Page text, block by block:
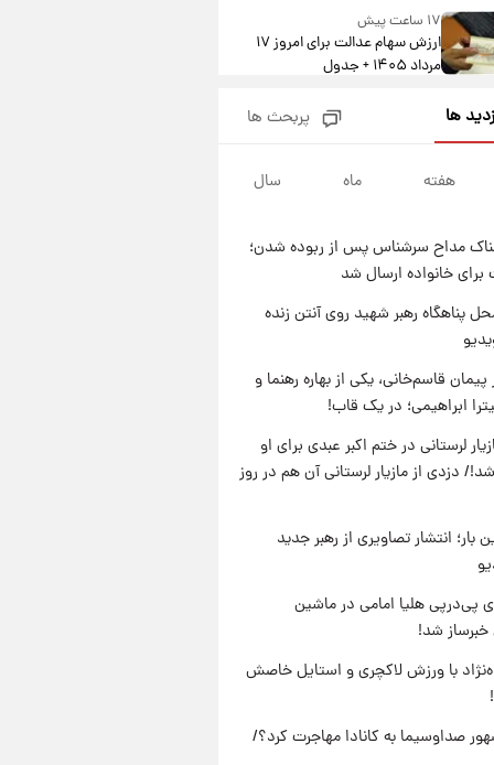
۱۷ ساعت پیش
ارزش سهام عدالت برای امروز ۱۷
مرداد ۱۴۰۵ + جدول
لیونل مسی عزادار شد! + جزئیات
۲۰ ساعت پیش
آمریکا + فیلم
۲۱ ساعت پیش
برای اولین بار؛ انتشار تصاویری از
رهبر جدید انقلاب/ویدیو
خاتمی/ویدیو
ها پربحث ها
هفته ماه سال
مداح سرشناس پس از ربوده شدن؛
برای خانواده ارسال شد
پناهگاه‌ رهبر شهید روی آنتن زنده
قاسم‌خانی، یکی از بهاره رهنما و
ابراهیمی؛ در یک قاب!
لرستانی در ختم اکبر عبدی برای او
دزدی از مازیار لرستانی آن هم در روز
بار؛ انتشار تصاویری از رهبر جدید
پی‌درپی هلیا امامی در ماشین
شد!
با ورزش لاکچری و استایل خاصش
صداوسیما به کانادا مهاجرت کرد؟/